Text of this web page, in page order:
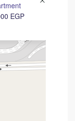
EGP